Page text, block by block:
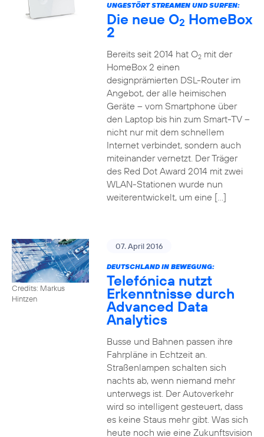
UNGESTÖRT STREAMEN UND SURFEN:
Die neue O2 HomeBox
2
Bereits seit 2014 hat O2mit der
HomeBox 2 einen
designprämierten DSL-Router im
Angebot, der alle heimischen
Geräte – vom Smartphone über
den Laptop bis hin zum Smart-TV –
nicht nur mit dem schnellem
Internet verbindet, sondern auch
miteinander vernetzt. Der Träger
des Red Dot Award 2014 mit zwei
WLAN-Stationen wurde nun
weiterentwickelt, um eine […]
Credits: Markus
Hintzen
07. April 2016
DEUTSCHLAND IN BEWEGUNG:
Telefónica nutzt
Erkenntnisse durch
Advanced Data
Analytics
Busse und Bahnen passen ihre
Fahrpläne in Echtzeit an.
Straßenlampen schalten sich
nachts ab, wenn niemand mehr
unterwegs ist. Der Autoverkehr
wird so intelligent gesteuert, dass
es keine Staus mehr gibt. Was sich
heute noch wie eine Zukunftsvision